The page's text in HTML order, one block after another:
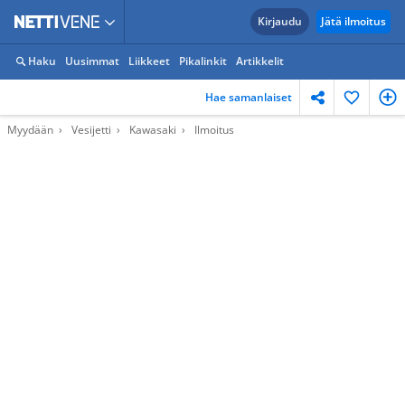
Kirjaudu Jätä ilmoitus
Haku Uusimmat Liikkeet Pikalinkit Artikkelit
Hae samanlaiset
Myydään Vesijetti Kawasaki Ilmoitus